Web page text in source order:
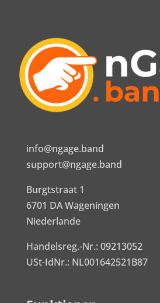
info@ngage.band
support@ngage.band
Burgtstraat 1
6701 DA Wageningen
Niederlande
Handelsreg.-Nr.: 09213052
USt-IdNr.: NL001642521B87